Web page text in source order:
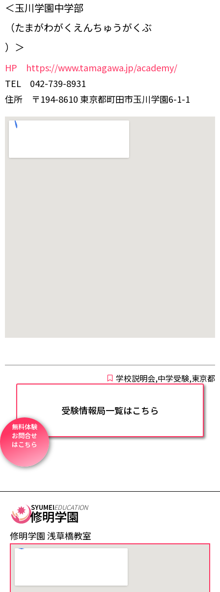
＜玉川学園中学部
（たまがわがくえんちゅうがくぶ
）＞
HP https://www.tamagawa.jp/academy/
TEL 042-739-8931
住所 〒194-8610 東京都町田市玉川学園6-1-1
学校説明会,中学受験,東京都
受験情報局一覧はこちら
無料体験
お問合せ
はこちら
SYUMEIEDUCATION
修明学園
修明学園 浅草橋教室